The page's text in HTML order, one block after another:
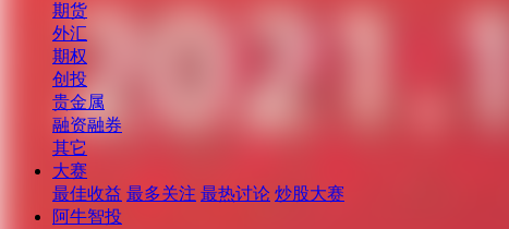
期货
外汇
期权
创投
贵金属
融资融券
其它
大赛
最佳收益 最多关注 最热讨论 炒股大赛
阿牛智投